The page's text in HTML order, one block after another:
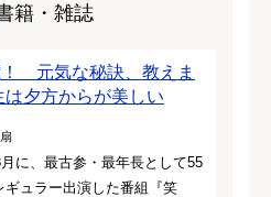
籍・雑誌
！ 元気な秘訣、教えま
は夕方からが美しい
に、最古参・最年長として55
ギュラー出演した番組『笑